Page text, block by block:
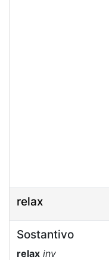
relax
Sostantivo
relax inv